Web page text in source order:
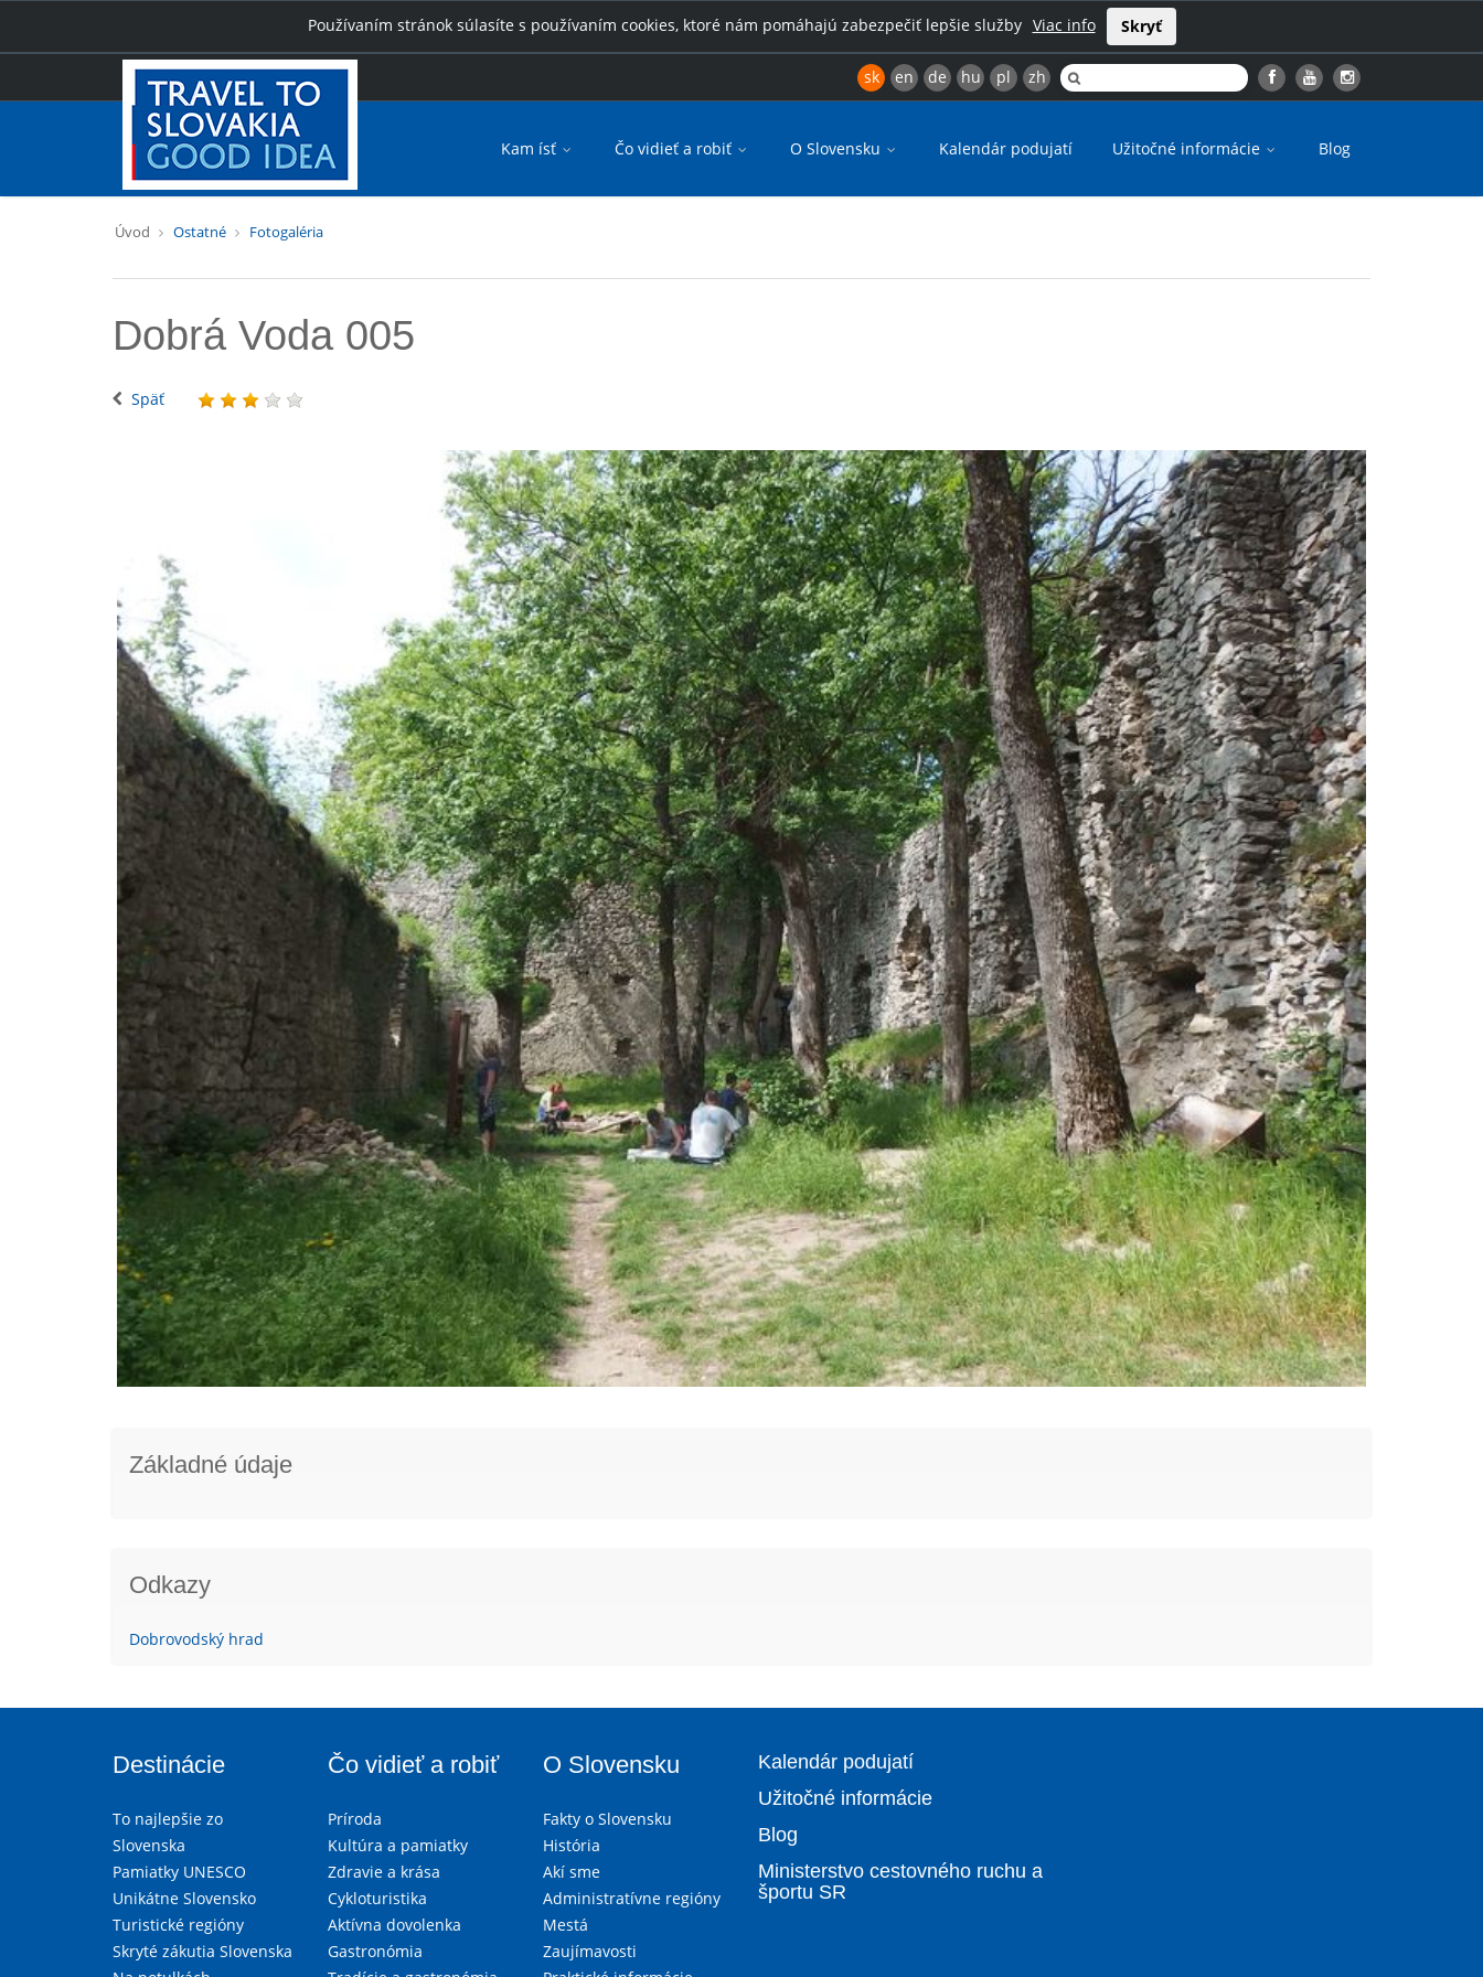
Používaním stránok súlasíte s používaním cookies, ktoré nám pomáhajú zabezpečiť lepšie služby Viac info Skryť
sk en de hu pl zh
Kam ísť Čo vidieť a robiť O Slovensku Kalendár podujatí Užitočné informácie Blog
Úvod Ostatné Fotogaléria
Dobrá Voda 005
Späť
Základné údaje
Odkazy
Dobrovodský hrad
Destinácie
To najlepšie zo
Slovenska
Pamiatky UNESCO
Unikátne Slovensko
Turistické regióny
Skryté zákutia Slovenska
Čo vidieť a robiť
Príroda
Kultúra a pamiatky
Zdravie a krása
Cykloturistika
Aktívna dovolenka
Gastronómia
O Slovensku
Fakty o Slovensku
História
Akí sme
Administratívne regióny
Mestá
Zaujímavosti
Kalendár podujatí
Užitočné informácie
Blog
Ministerstvo cestovného ruchu a
športu SR